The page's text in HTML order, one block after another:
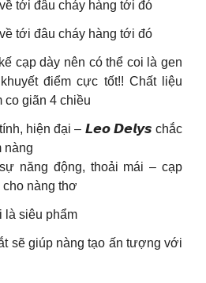
tới đâu cháy hàng tới đó
tới đâu cháy hàng tới đó
cạp dày nên có thể coi là gen
điểm cực tốt!! Chất liệu
co giãn 4 chiều
hiện đại – 𝙇𝙚𝙤 𝘿𝙚𝙡𝙮𝙨 chắc
nàng
năng động, thoải mái – cạp
nàng thơ
là siêu phẩm
sẽ giúp nàng tạo ấn tượng với